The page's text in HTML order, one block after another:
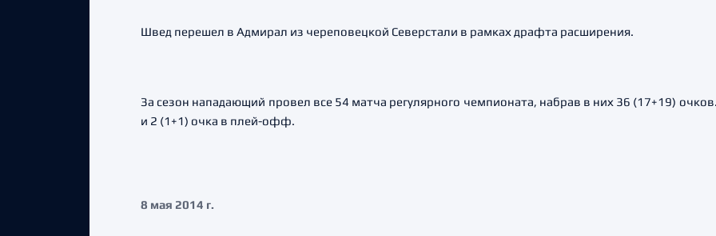
Швед перешел в Адмирал из череповецкой Северстали в рамках драфта расширения.
За сезон нападающий провел все 54 матча регулярного чемпионата, набрав в них 36 (17+19)
и 2 (1+1) очка в плей-офф.
8 мая 2014 г.